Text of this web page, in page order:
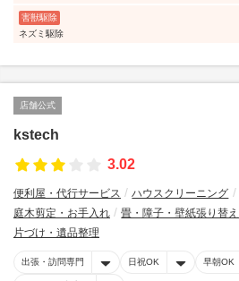
害獣駆除
ネズミ駆除
店舗公式
kstech
3.02
便利屋・代行サービス ハウスクリーニング
庭木剪定・お手入れ
畳・障子・壁紙張り替え
片づけ・遺品整理
出張・訪問専門 日祝OK 早朝OK